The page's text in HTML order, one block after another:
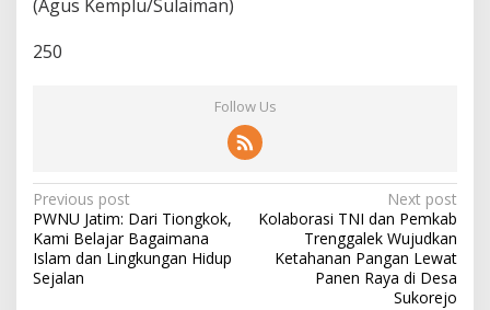
(Agus Kemplu/Sulaiman)
250
Follow Us
P
o
s
Previous post
PWNU Jatim: Dari Tiongkok,
Kami Belajar Bagaimana
Islam dan Lingkungan Hidup
Sejalan
Next post
Kolaborasi TNI dan Pemkab
Trenggalek Wujudkan
Ketahanan Pangan Lewat
Panen Raya di Desa
Sukorejo